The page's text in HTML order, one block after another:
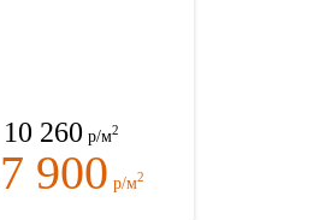
10 260 р/м2
7 900 р/м2